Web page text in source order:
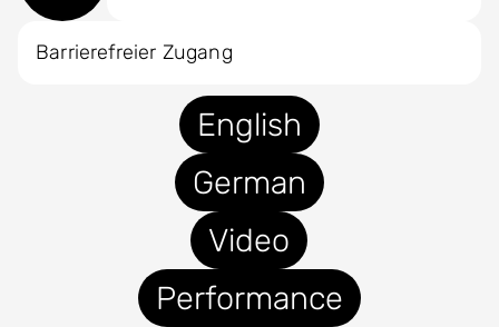
English
German
Video
Performance
Barrierefreier Zugang